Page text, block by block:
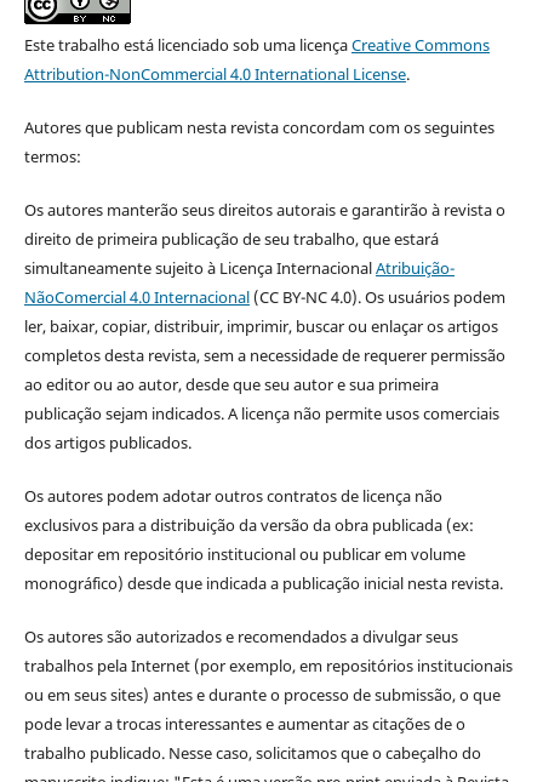
Este trabalho está licenciado sob uma licençaCreative Commons
Attribution-NonCommercial 4.0 International License.
Autores que publicam nesta revista concordam com os seguintes
termos:
Os autores manterão seus direitos autorais e garantirão à revista o
direito de primeira publicação de seu trabalho, que estará
simultaneamente sujeito à Licença InternacionalAtribuição-
NãoComercial 4.0 Internacional(CC BY-NC 4.0). Os usuários podem
ler, baixar, copiar, distribuir, imprimir, buscar ou enlaçar os artigos
completos desta revista, sem a necessidade de requerer permissão
ao editor ou ao autor, desde que seu autor e sua primeira
publicação sejam indicados. A licença não permite usos comerciais
dos artigos publicados.
Os autores podem adotar outros contratos de licença não
exclusivos para a distribuição da versão da obra publicada (ex:
depositar em repositório institucional ou publicar em volume
monográfico) desde que indicada a publicação inicial nesta revista.
Os autores são autorizados e recomendados a divulgar seus
trabalhos pela Internet (por exemplo, em repositórios institucionais
ou em seus sites) antes e durante o processo de submissão, o que
pode levar a trocas interessantes e aumentar as citações de o
trabalho publicado. Nesse caso, solicitamos que o cabeçalho do